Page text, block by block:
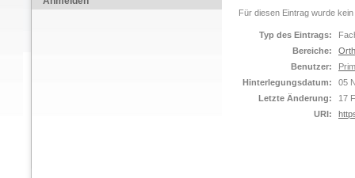
Für diesen Eintrag wurde
Typ des Eintrags:
Bereiche:
Benutzer:
Hinterlegungsdatum:
05
Letzte Änderung:
17
URI: